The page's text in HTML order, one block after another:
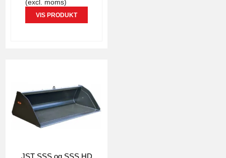
(excl. moms)
VIS PRODUKT
JST SSS og SSS HD